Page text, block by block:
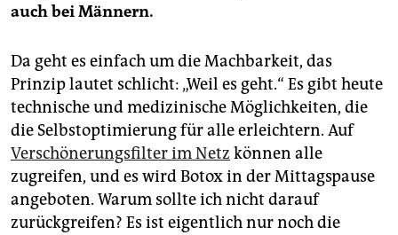
auch bei Männern.
Da geht es einfach um die Machbarkeit, das
Prinzip lautet schlicht: „Weil es geht.“ Es gibt heute
technische und medizinische Möglichkeiten, die
die Selbstoptimierung für alle erleichtern. Auf
Verschönerungsfilter im Netz können alle
zugreifen, und es wird Botox in der Mittagspause
angeboten. Warum sollte ich nicht darauf
zurückgreifen? Es ist eigentlich nur noch die